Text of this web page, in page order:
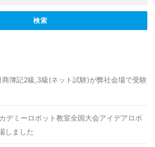
簿記2級,3級(ネット試験)が弊社会場で受験
デミーロボット教室全国大会アイデアロボ
しました